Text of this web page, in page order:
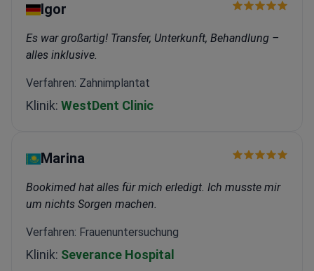
Igor
Es war großartig! Transfer, Unterkunft, Behandlung –
alles inklusive.
Verfahren: Zahnimplantat
Klinik: WestDent Clinic
Marina
Bookimed hat alles für mich erledigt. Ich musste mir
um nichts Sorgen machen.
Verfahren: Frauenuntersuchung
Klinik: Severance Hospital